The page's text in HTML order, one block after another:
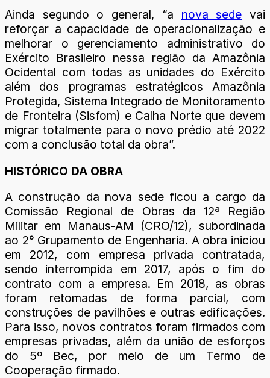
Ainda segundo o general, “a nova sede vai
reforçar a capacidade de operacionalização e
melhorar o gerenciamento administrativo do
Exército Brasileiro nessa região da Amazônia
Ocidental com todas as unidades do Exército
além dos programas estratégicos Amazônia
Protegida, Sistema Integrado de Monitoramento
de Fronteira (Sisfom) e Calha Norte que devem
migrar totalmente para o novo prédio até 2022
com a conclusão total da obra”.
HISTÓRICO DA OBRA
A construção da nova sede ficou a cargo da
Comissão Regional de Obras da 12ª Região
Militar em Manaus-AM (CRO/12), subordinada
ao 2° Grupamento de Engenharia. A obra iniciou
em 2012, com empresa privada contratada,
sendo interrompida em 2017, após o fim do
contrato com a empresa. Em 2018, as obras
foram retomadas de forma parcial, com
construções de pavilhões e outras edificações.
Para isso, novos contratos foram firmados com
empresas privadas, além da união de esforços
do 5º Bec, por meio de um Termo de
Cooperação firmado.